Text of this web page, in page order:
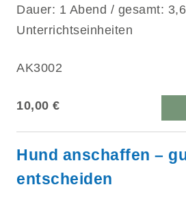
Dauer: 1 Abend / gesamt:
Unterrichtseinheiten
AK3002
10,00 €
Hund anschaffen –
entscheiden